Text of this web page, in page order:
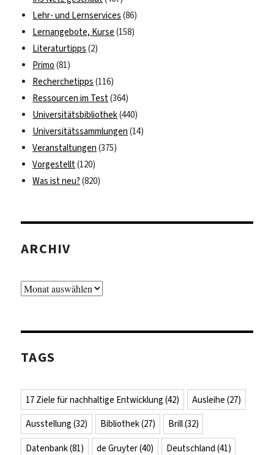
Lehr- und Lernservices (86)
Lernangebote, Kurse (158)
Literaturtipps (2)
Primo (81)
Recherchetipps (116)
Ressourcen im Test(364)
Universitätsbibliothek(440)
Universitätssammlungen (14)
Veranstaltungen (375)
Vorgestellt(120)
Was ist neu? (820)
ARCHIV
Archiv
TAGS
17 Ziele für nachhaltige Entwicklung (42) Ausleihe (27)
Ausstellung (32) Bibliothek(27) Brill(32)
Datenbank(81) de Gruyter(40) Deutschland (41)